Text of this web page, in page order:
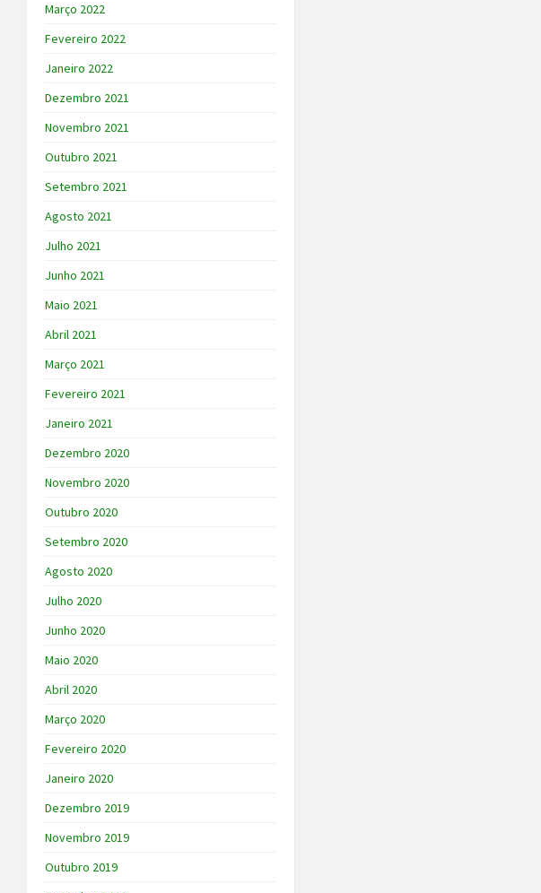
Março 2022
Fevereiro 2022
Janeiro 2022
Dezembro 2021
Novembro 2021
Outubro 2021
Setembro 2021
Agosto 2021
Julho 2021
Junho 2021
Maio 2021
Abril 2021
Março 2021
Fevereiro 2021
Janeiro 2021
Dezembro 2020
Novembro 2020
Outubro 2020
Setembro 2020
Agosto 2020
Julho 2020
Junho 2020
Maio 2020
Abril 2020
Março 2020
Fevereiro 2020
Janeiro 2020
Dezembro 2019
Novembro 2019
Outubro 2019